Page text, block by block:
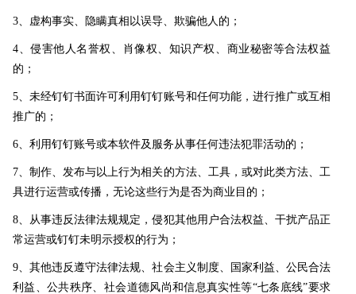
3、虚构事实、隐瞒真相以误导、欺骗他人的；
4、侵害他人名誉权、肖像权、知识产权、商业秘密等合法权益
的；
5、未经钉钉书面许可利用钉钉账号和任何功能，进行推广或互相
推广的；
6、利用钉钉账号或本软件及服务从事任何违法犯罪活动的；
7、制作、发布与以上行为相关的方法、工具，或对此类方法、工
具进行运营或传播，无论这些行为是否为商业目的；
8、从事违反法律法规规定，侵犯其他用户合法权益、干扰产品正
常运营或钉钉未明示授权的行为；
9、其他违反遵守法律法规、社会主义制度、国家利益、公民合法
利益、公共秩序、社会道德风尚和信息真实性等“七条底线”要求